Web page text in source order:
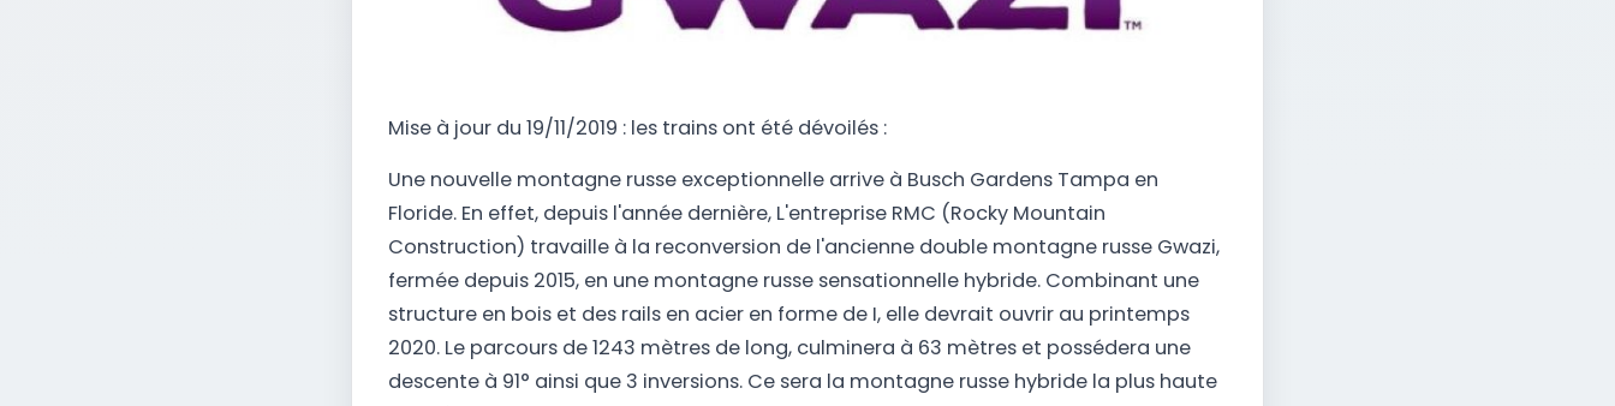
Mise à jour du 19/11/2019 : les trains ont été dévoilés :
Une nouvelle montagne russe exceptionnelle arrive à Busch Gardens Tampa en
Floride. En effet, depuis l'année dernière, L'entreprise RMC (Rocky Mountain
Construction) travaille à la reconversion de l'ancienne double montagne russe Gwazi,
fermée depuis 2015, en une montagne russe sensationnelle hybride. Combinant une
structure en bois et des rails en acier en forme de I, elle devrait ouvrir au printemps
2020. Le parcours de 1243 mètres de long, culminera à 63 mètres et possédera une
descente à 91° ainsi que 3 inversions. Ce sera la montagne russe hybride la plus haute